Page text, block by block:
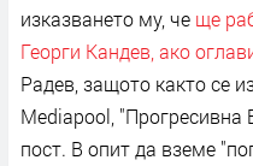
изказването му, че ще
Георги Кандев, ако
Радев, защото както се
Mediapool, "Прогресивна
пост. В опит да вземе